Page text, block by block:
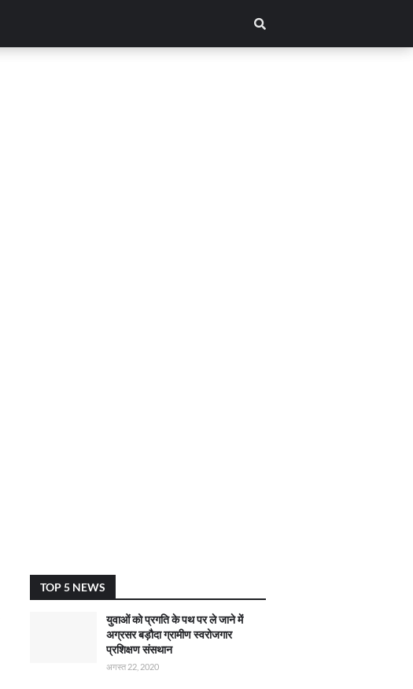
TOP 5 NEWS
युवाओं को प्रगति के पथ पर ले जाने में
अग्रसर बड़ौदा ग्रामीण स्वरोजगार
प्रशिक्षण संसथान
अगस्त 22, 2020